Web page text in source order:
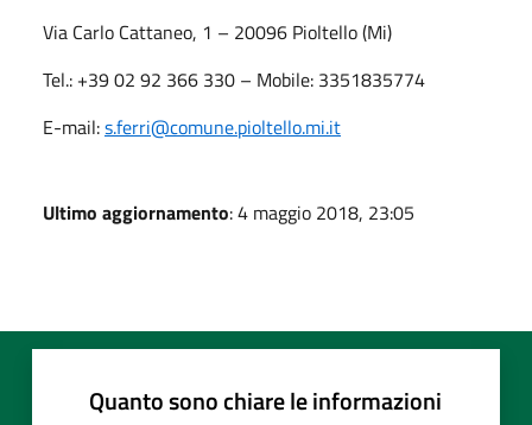
Via Carlo Cattaneo, 1 – 20096 Pioltello (Mi)
Tel.: +39 02 92 366 330 – Mobile: 3351835774
E-mail:s.ferri@comune.pioltello.mi.it
Ultimo aggiornamento: 4 maggio 2018, 23:05
Quanto sono chiare le informazioni